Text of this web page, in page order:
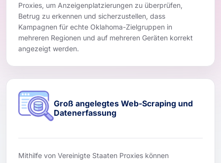
Proxies, um Anzeigenplatzierungen zu überprüfen,
Betrug zu erkennen und sicherzustellen, dass
Kampagnen für echte Oklahoma-Zielgruppen in
mehreren Regionen und auf mehreren Geräten korrekt
angezeigt werden.
Groß angelegtes Web-Scraping und
Datenerfassung
Mithilfe von Vereinigte Staaten Proxies können